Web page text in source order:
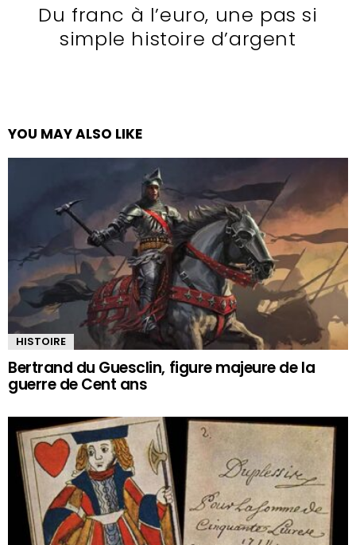
Du franc à l’euro, une pas si
simple histoire d’argent
YOU MAY ALSO LIKE
HISTOIRE
Bertrand du Guesclin, figure majeure de la
guerre de Cent ans